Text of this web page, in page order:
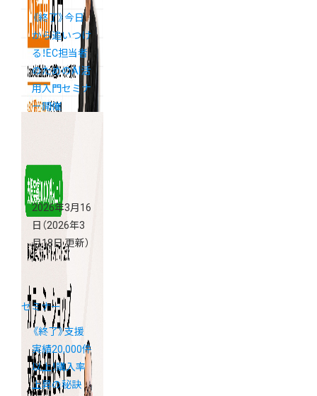
《終了》今日
から追いつけ
る！EC担当者
のためのAI活
用入門セミナ
ー開催
2026年3月16
日 （2026年3
月18日 更新）
セミナー
《終了》支援
実績20,000件
以上！購入率
上昇の秘訣